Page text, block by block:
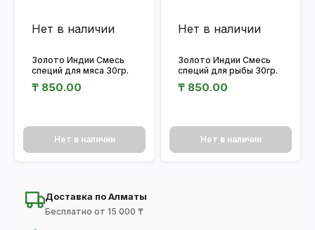
Нет в наличии
Золото Индии Смесь
специй для мяса 30гр.
₸ 850.00
Нет в наличии
Нет в наличии
Золото Индии Смесь
специй для рыбы 30гр.
₸ 850.00
Нет в наличии
Доставка по Алматы
Бесплатно от 15 000 ₸